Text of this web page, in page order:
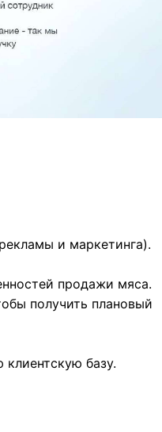
и маркетинга).
продажи мяса.
получить плановый
базу.